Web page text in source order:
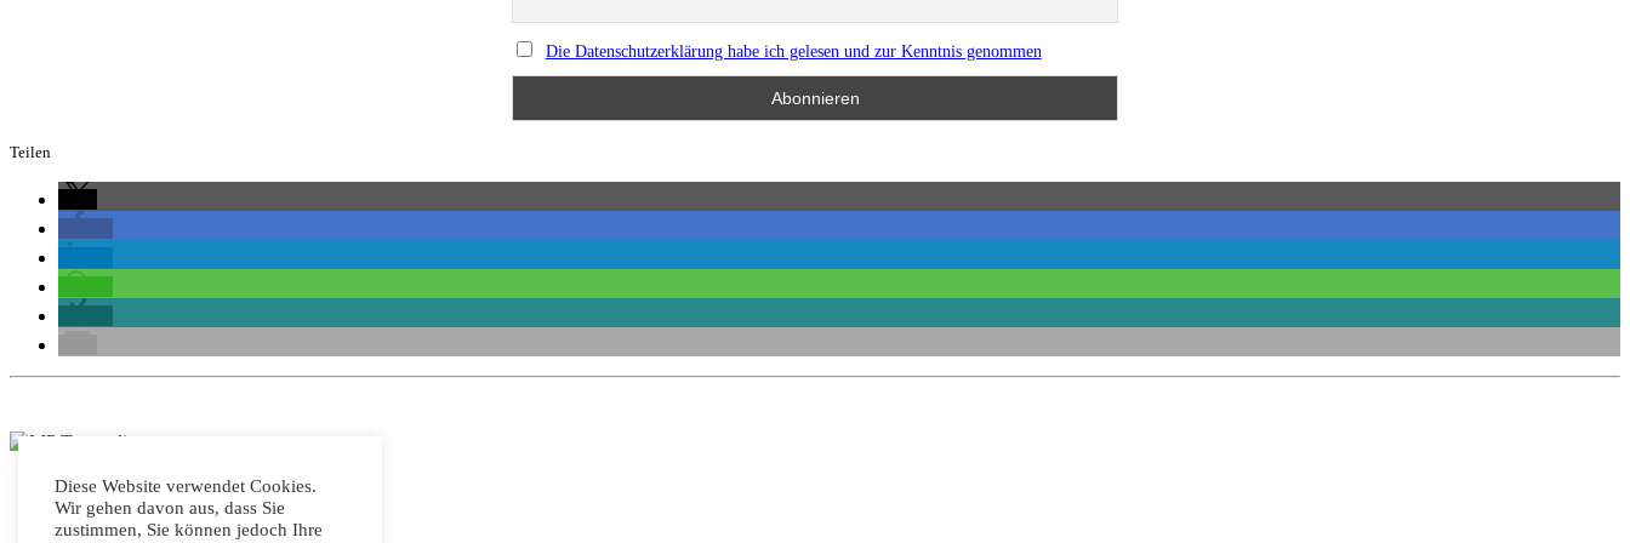
Die Datenschutzerklärung habe ich gelesen und zur Kenntnis genommen
Teilen
Home
Diese Website verwendet Cookies.
Wir gehen davon aus, dass Sie
zustimmen, Sie können jedoch Ihre